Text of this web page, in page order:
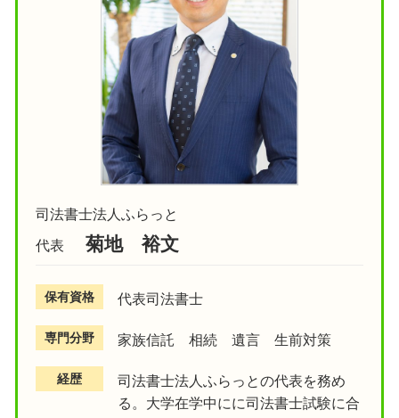
司法書士法人ふらっと
代表
菊地 裕文
保有資格 代表司法書士
専門分野 家族信託 相続 遺言 生前対策
経歴
司法書士法人ふらっとの代表を務め
る。大学在学中にに司法書士試験に合